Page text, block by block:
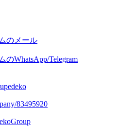
のメール
WhatsApp/Telegram
83495920